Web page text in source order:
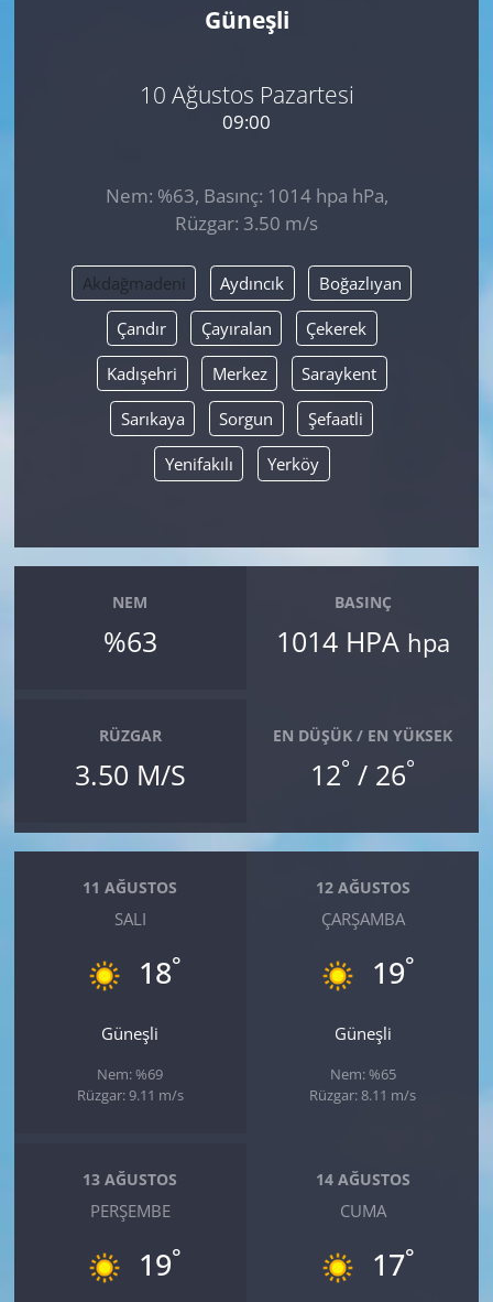
Güneşli
10 Ağustos Pazartesi
09:00
Nem: %63, Basınç: 1014 hpa hPa,
Rüzgar: 3.50 m/s
Akdağmadeni Aydıncık Boğazlıyan
Çandır Çayıralan Çekerek
Kadışehri Merkez Saraykent
Sarıkaya Sorgun Şefaatli
Yenifakılı Yerköy
NEM
%63
BASINÇ
1014 HPA hpa
RÜZGAR
3.50 M/S
EN DÜŞÜK / EN YÜKSEK
12° / 26°
11 AĞUSTOS
SALI
18°
Güneşli
Nem: %69
Rüzgar: 9.11 m/s
12 AĞUSTOS
ÇARŞAMBA
19°
Güneşli
Nem: %65
Rüzgar: 8.11 m/s
13 AĞUSTOS
PERŞEMBE
19°
14 AĞUSTOS
CUMA
17°